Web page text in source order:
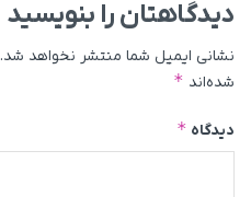
دیدگاهتان را بنویسید
نشانی ایمیل شما منتشر نخواهد شد.
شده‌اند *
دیدگاه *